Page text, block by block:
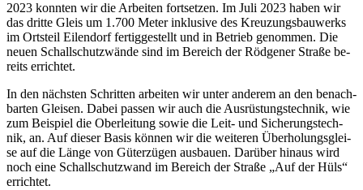
2023 konnten wir die Ar­bei­ten fortsetzen. Im Juli 2023 haben wir
das drit­te Gleis um 1.700 Me­ter in­klu­si­ve des Kreu­zungs­bau­werks
im Orts­teil Ei­len­dorf fertiggestellt und in Betrieb genommen. Die
neu­en Schall­schutz­wän­de sind im Bereich der Rödgener Straße be­
reits er­rich­tet.
In den nächs­ten Schrit­ten ar­bei­ten wir un­ter an­de­rem an den be­nach­
bar­ten Glei­sen. Da­bei pas­sen wir auch die Aus­rüs­tungs­tech­nik, wie
zum Bei­spiel die Ober­lei­tung so­wie die Leit- und Si­che­rungs­tech­
nik, an. Auf die­ser Ba­sis kön­nen wir die wei­te­ren Über­ho­lungs­glei­
se auf die Län­ge von Gü­ter­zü­gen aus­bau­en. Darüber hinaus wird
noch eine Schallschutzwand im Bereich der Straße „Auf der Hüls“
errichtet.